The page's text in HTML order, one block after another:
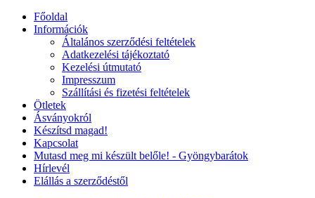
Főoldal
Információk
Általános szerződési feltételek
Adatkezelési tájékoztató
Kezelési útmutató
Impresszum
Szállítási és fizetési feltételek
Ötletek
Ásványokról
Készítsd magad!
Kapcsolat
Mutasd meg mi készült belőle! - Gyöngybarátok
Hírlevél
Elállás a szerződéstől